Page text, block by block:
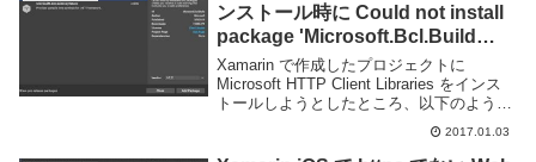
ンストール時に Could not install
package 'Microsoft.Bcl.Build
1.0.14' が出た
Xamarin で作成したプロジェクトに
Microsoft HTTP Client Libraries をインス
トールしようとしたところ、以下のような
エラーが出た。Microsoft.Net.Http が依存
2017.01.03